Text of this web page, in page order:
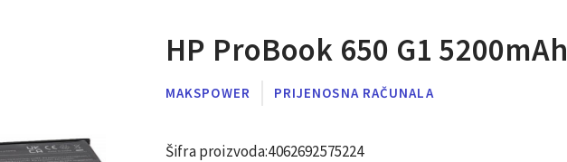
HP ProBook 650 G1 5200mAh
MAKSPOWER PRIJENOSNA RAČUNALA
Šifra proizvoda:4062692575224